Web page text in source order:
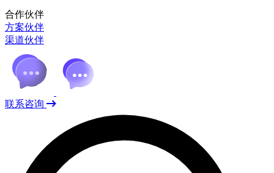
合作伙伴
方案伙伴
渠道伙伴
联系咨询